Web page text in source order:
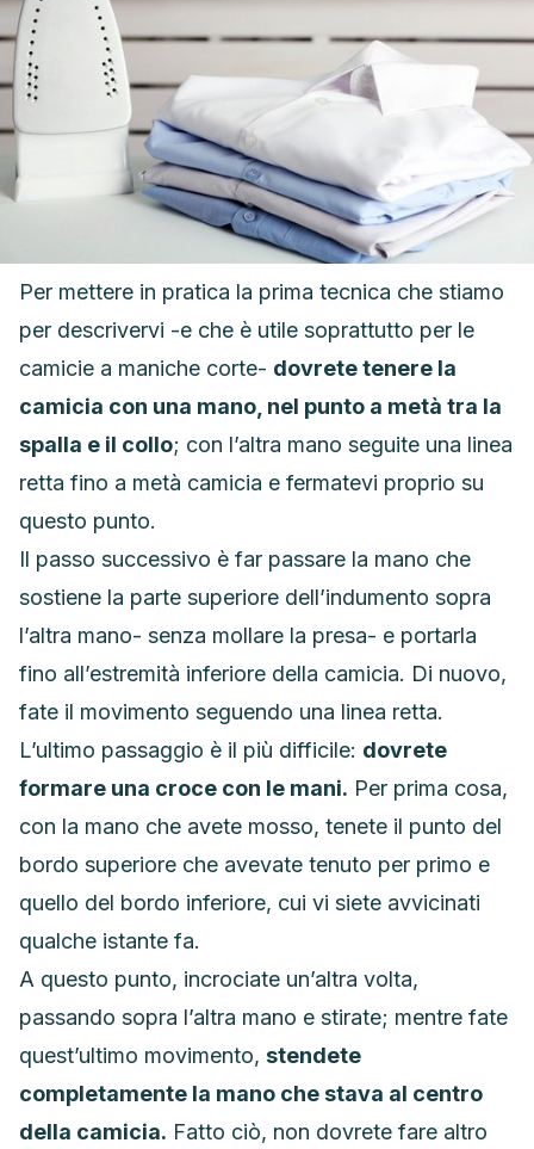
Per mettere in pratica la prima tecnica che stiamo
per descrivervi -e che è utile soprattutto per le
camicie a maniche corte- dovrete tenere la
camicia con una mano, nel punto a metà tra la
spalla e il collo; con l’altra mano seguite una linea
retta fino a metà camicia e fermatevi proprio su
questo punto.
Il passo successivo è far passare la mano che
sostiene la parte superiore dell’indumento sopra
l’altra mano- senza mollare la presa- e portarla
fino all’estremità inferiore della camicia. Di nuovo,
fate il movimento seguendo una linea retta.
L’ultimo passaggio è il più difficile: dovrete
formare una croce con le mani. Per prima cosa,
con la mano che avete mosso, tenete il punto del
bordo superiore che avevate tenuto per primo e
quello del bordo inferiore, cui vi siete avvicinati
qualche istante fa.
A questo punto, incrociate un’altra volta,
passando sopra l’altra mano e stirate; mentre fate
quest’ultimo movimento, stendete
completamente la mano che stava al centro
della camicia. Fatto ciò, non dovrete fare altro